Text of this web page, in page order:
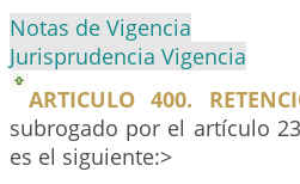
Notas de Vigencia
Jurisprudencia Vigencia
ARTICULO 400.
subrogado por el artículo
es el siguiente:>